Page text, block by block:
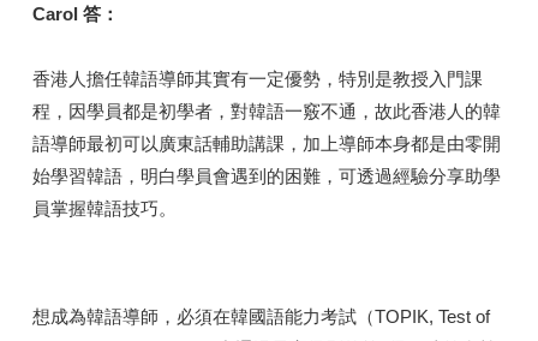
Carol 答：
香港人擔任韓語導師其實有一定優勢，特別是教授入門課
程，因學員都是初學者，對韓語一竅不通，故此香港人的韓
語導師最初可以廣東話輔助講課，加上導師本身都是由零開
始學習韓語，明白學員會遇到的困難，可透過經驗分享助學
員掌握韓語技巧。
想成為韓語導師，必須在韓國語能力考試（TOPIK, Test of